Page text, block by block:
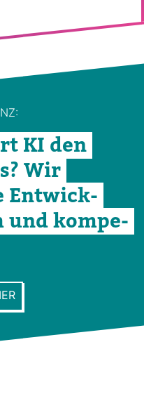
KI den
Wir
Ent­wick­
und kom­pe­